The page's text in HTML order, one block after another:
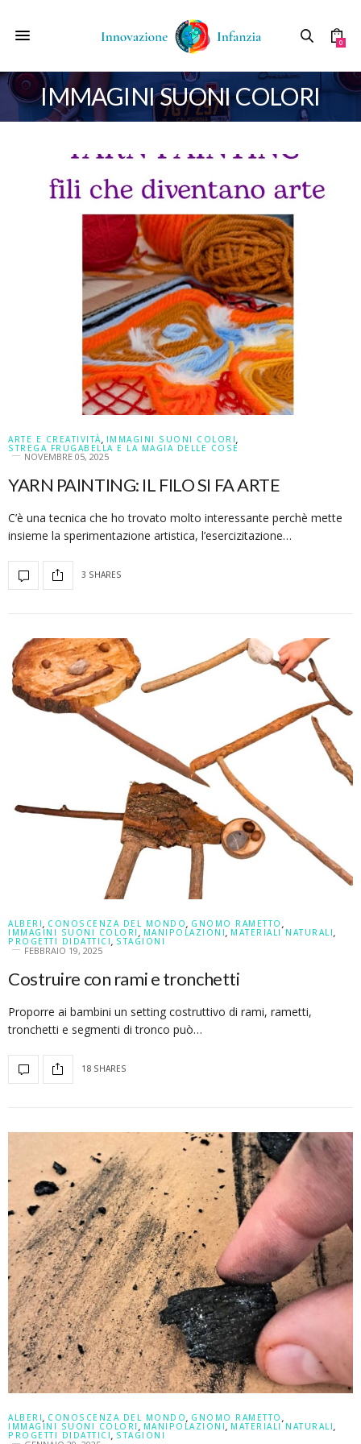
0
IMMAGINI SUONI COLORI
ARTE E CREATIVITÀ, IMMAGINI SUONI COLORI,
STREGA FRUGABELLA E LA MAGIA DELLE COSE
NOVEMBRE 05, 2025
YARN PAINTING: IL FILO SI FA ARTE
C’è una tecnica che ho trovato molto interessante perchè mette
insieme la sperimentazione artistica, l’esercizitazione…
3 SHARES
ALBERI, CONOSCENZA DEL MONDO, GNOMO RAMETTO ,
IMMAGINI SUONI COLORI , MANIPOLAZIONI, MATERIALI NATURALI,
PROGETTI DIDATTICI, STAGIONI
FEBBRAIO 19, 2025
Costruire con rami e tronchetti
Proporre ai bambini un setting costruttivo di rami, rametti,
tronchetti e segmenti di tronco può…
18 SHARES
ALBERI, CONOSCENZA DEL MONDO, GNOMO RAMETTO ,
IMMAGINI SUONI COLORI , MANIPOLAZIONI, MATERIALI NATURALI,
PROGETTI DIDATTICI, STAGIONI